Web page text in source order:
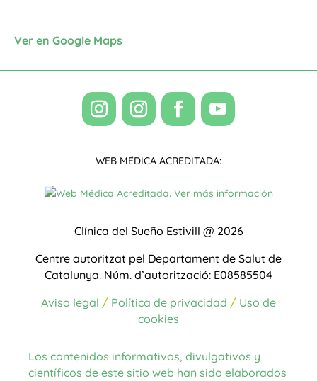
Ver en Google Maps
WEB MÉDICA ACREDITADA:
Clínica del Sueño Estivill @ 2026
Centre autoritzat pel Departament de Salut de
Catalunya. Núm. d’autorització: E08585504
Aviso legal / Política de privacidad / Uso de
cookies
Los contenidos informativos, divulgativos y
científicos de este sitio web han sido elaborados